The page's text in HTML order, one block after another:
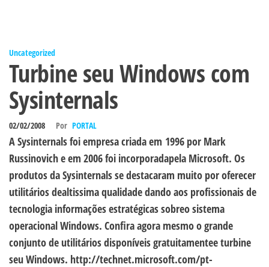
Uncategorized
Turbine seu Windows com
Sysinternals
02/02/2008 Por PORTAL
A Sysinternals foi empresa criada em 1996 por Mark
Russinovich e em 2006 foi incorporadapela Microsoft. Os
produtos da Sysinternals se destacaram muito por oferecer
utilitários dealtissima qualidade dando aos profissionais de
tecnologia informações estratégicas sobreo sistema
operacional Windows. Confira agora mesmo o grande
conjunto de utilitários disponíveis gratuitamentee turbine
seu Windows. http://technet.microsoft.com/pt-